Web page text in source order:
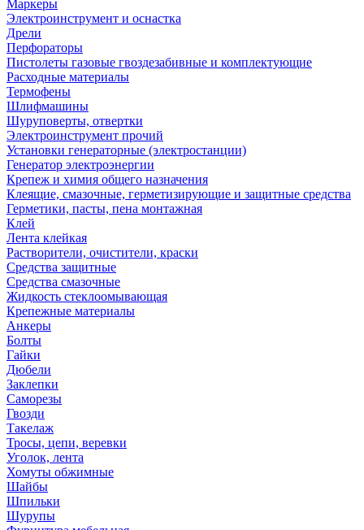
Маркеры
Электроинструмент и оснастка
Дрели
Перфораторы
Пистолеты газовые гвоздезабивные и комплектующие
Расходные материалы
Термофены
Шлифмашины
Шуруповерты, отвертки
Электроинструмент прочий
Установки генераторные (электростанции)
Генератор электроэнергии
Крепеж и химия общего назначения
Клеящие, смазочные, герметизирующие и защитные средства
Герметики, пасты, пена монтажная
Клей
Лента клейкая
Растворители, очистители, краски
Средства защитные
Средства смазочные
Жидкость стеклоомывающая
Крепежные материалы
Анкеры
Болты
Гайки
Дюбели
Заклепки
Саморезы
Гвозди
Такелаж
Тросы, цепи, веревки
Уголок, лента
Хомуты обжимные
Шайбы
Шпильки
Шурупы